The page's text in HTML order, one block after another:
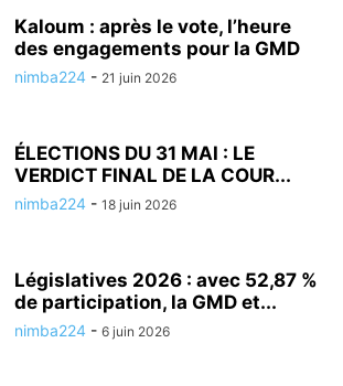
Kaloum : après le vote, l’heure
des engagements pour la GMD
nimba224 - 21 juin 2026
ÉLECTIONS DU 31 MAI : LE
VERDICT FINAL DE LA COUR...
nimba224 - 18 juin 2026
Législatives 2026 : avec 52,87 %
de participation, la GMD et...
nimba224 - 6 juin 2026